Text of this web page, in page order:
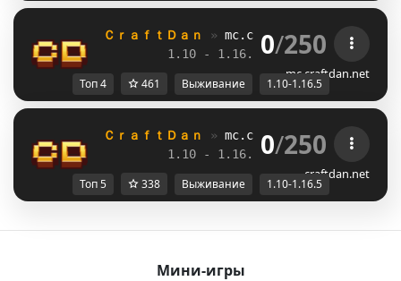
ＣｒａｆｔＤａｎ » mc.craftdan.net //
1.10 - 1.16.5 //
0/250
mc.craftdan.net
Топ 4 461 Выживание 1.10-1.16.5
ＣｒａｆｔＤａｎ » mc.craftdan.net //
1.10 - 1.16.5 //
0/250
craftdan.net
Топ 5 338 Выживание 1.10-1.16.5
Мини-игры